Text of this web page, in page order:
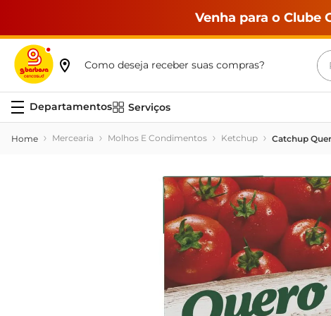
Venha para o Clube
Como deseja receber suas compras?
Serviços
Mercearia Molhos E Condimentos Ketchup Catchup